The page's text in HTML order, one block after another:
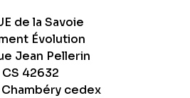
de la Savoie
Évolution
Jean Pellerin
CS 42632
cedex